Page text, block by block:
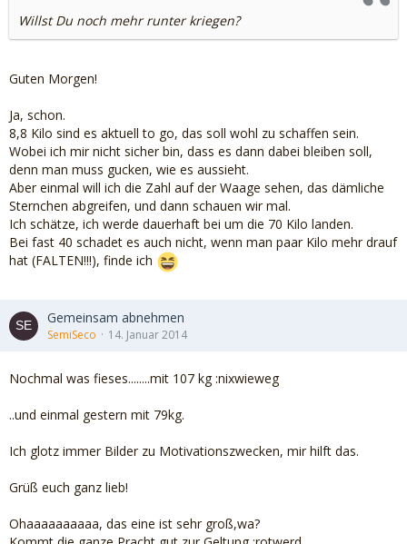
Willst Du noch mehr runter kriegen?
Guten Morgen!
Ja, schon.
8,8 Kilo sind es aktuell to go, das soll wohl zu schaffen sein.
Wobei ich mir nicht sicher bin, dass es dann dabei bleiben soll,
denn man muss gucken, wie es aussieht.
Aber einmal will ich die Zahl auf der Waage sehen, das dämliche
Sternchen abgreifen, und dann schauen wir mal.
Ich schätze, ich werde dauerhaft bei um die 70 Kilo landen.
Bei fast 40 schadet es auch nicht, wenn man paar Kilo mehr drauf
hat (FALTEN!!!), finde ich
Gemeinsam abnehmen
SemiSeco 14. Januar 2014
Nochmal was fieses........mit 107 kg :nixwieweg
..und einmal gestern mit 79kg.
Ich glotz immer Bilder zu Motivationszwecken, mir hilft das.
Grüß euch ganz lieb!
Ohaaaaaaaaaa, das eine ist sehr groß,wa?